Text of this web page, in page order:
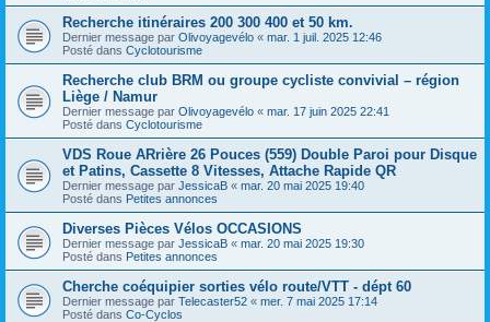
Recherche itinéraires 200 300 400 et 50 km.
Dernier message par Olivoyagevélo « mar. 1 juil. 2025 12:46
Posté dans Cyclotourisme
Recherche club BRM ou groupe cycliste convivial – région
Liège / Namur
Dernier message par Olivoyagevélo « mar. 17 juin 2025 22:41
Posté dans Cyclotourisme
VDS Roue ARrière 26 Pouces (559) Double Paroi pour Disque
et Patins, Cassette 8 Vitesses, Attache Rapide QR
Dernier message par JessicaB « mar. 20 mai 2025 19:40
Posté dans Petites annonces
Diverses Pièces Vélos OCCASIONS
Dernier message par JessicaB « mar. 20 mai 2025 19:30
Posté dans Petites annonces
Cherche coéquipier sorties vélo route/VTT - dépt 60
Dernier message par Telecaster52 « mer. 7 mai 2025 17:14
Posté dans Co-Cyclos